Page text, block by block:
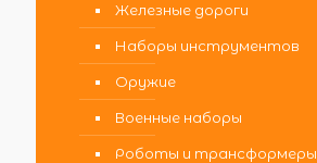
Железные дороги
Наборы инструментов
Оружие
Военные наборы
Роботы и трансформеры